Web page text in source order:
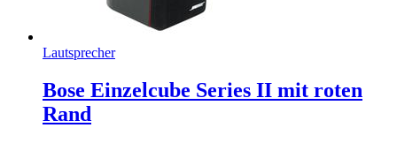
Lautsprecher
Bose Einzelcube Series II mit roten
Rand